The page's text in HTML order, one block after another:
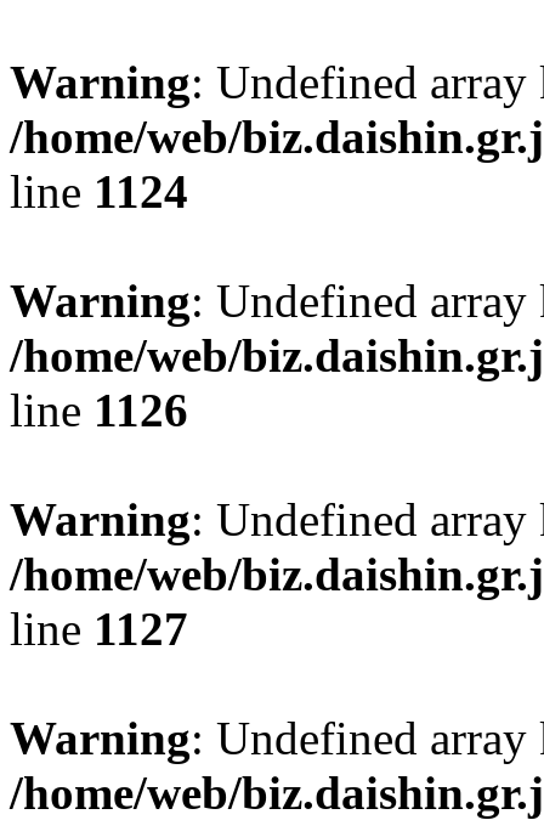
Warning: Undefined
/home/web/
line 1124
Warning: Undefined
/home/web/
line 1126
Warning: Undefined
/home/web/
line 1127
Warning: Undefined
/home/web/